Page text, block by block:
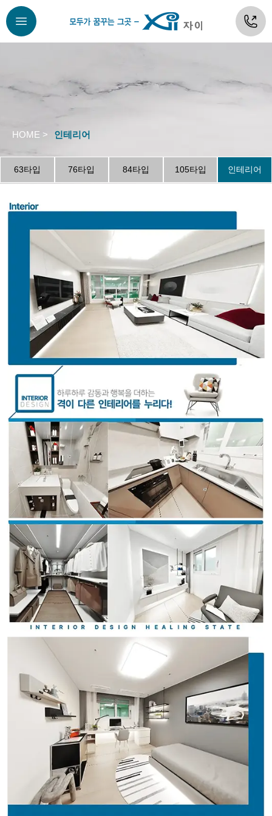
HOME > 인테리어
63타입 76타입 84타입 105타입 인테리어